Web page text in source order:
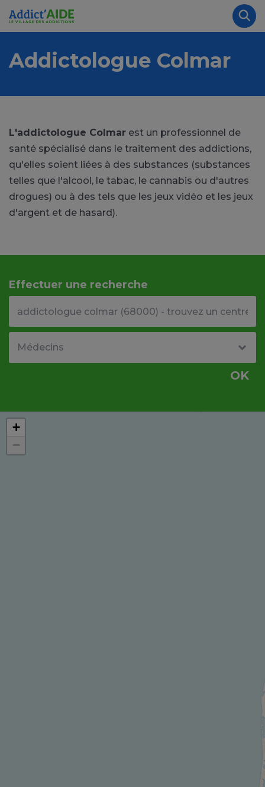
Aller au contenu principal
Addictologue Colmar
L'addictologue Colmar est un professionnel de
santé spécialisé dans le traitement des addictions,
qu'elles soient liées à des substances (substances
telles que l'alcool, le tabac, le cannabis ou d'autres
drogues) ou à des tels que les jeux vidéo et les jeux
d'argent et de hasard).
Effectuer une recherche
OK
+
−
Panneau de gestion des cookies